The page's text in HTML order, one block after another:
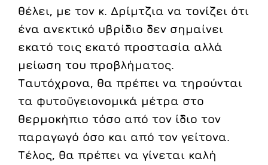
θέλει, με τον κ. Δρίμτζια να τονίζει ότι
ένα ανεκτικό υβρίδιο δεν σημαίνει
εκατό τοις εκατό προστασία αλλά
μείωση του προβλήματος.
Ταυτόχρονα, θα πρέπει να τηρούνται
τα φυτοϋγειονομικά μέτρα στο
θερμοκήπιο τόσο από τον ίδιο τον
παραγωγό όσο και από τον γείτονα.
Τέλος, θα πρέπει να γίνεται καλή